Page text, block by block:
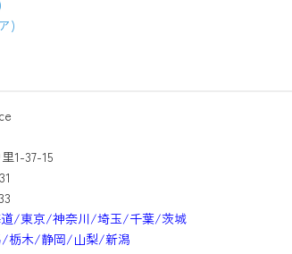
)
1-37-15
/東京/神奈川/埼玉/千葉/茨城
岡/山梨/新潟